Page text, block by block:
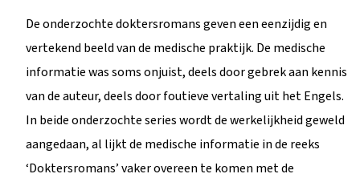
De onderzochte doktersromans geven een eenzijdig en
vertekend beeld van de medische praktijk. De medische
informatie was soms onjuist, deels door gebrek aan kennis
van de auteur, deels door foutieve vertaling uit het Engels.
In beide onderzochte series wordt de werkelijkheid geweld
aangedaan, al lijkt de medische informatie in de reeks
‘Doktersromans’ vaker overeen te komen met de